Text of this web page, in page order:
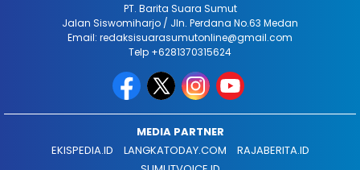
PT. Barita Suara Sumut
Jalan Siswomiharjo / Jln. Perdana No.63 Medan
Email: redaksisuarasumutonline@gmail.com
Telp +6281370315624
MEDIA PARTNER
EKISPEDIA.ID
LANGKATODAY.COM
RAJABERITA.ID